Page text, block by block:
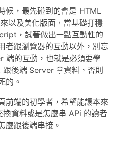
候，最先碰到的會是 HTML
以及美化版面，當基礎打穩
，試著做出一點互動性的
者跟瀏覽器的互動以外，別忘
端的互動，也就是必須要學
後端 Server 拿資料，否則
的。
前端的初學者，希望能讓本來
資料或是怎麼串 APi 的讀者
麼跟後端串接。